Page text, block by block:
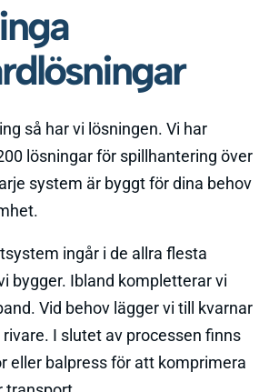
så har vi lösningen. Vi har
lösningar för spillhantering över
system är byggt för dina behov
ingår i de allra flesta
bygger. Ibland kompletterar vi
Vid behov lägger vi till kvarnar
I slutet av processen finns
eller balpress för att komprimera